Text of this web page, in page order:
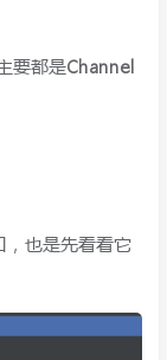
要都是Channel
也是先看看它